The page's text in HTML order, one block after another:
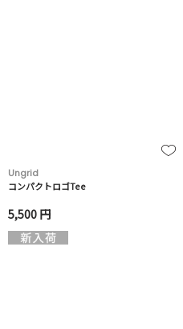
Ungrid
コンパクトロゴTee
5,500 円